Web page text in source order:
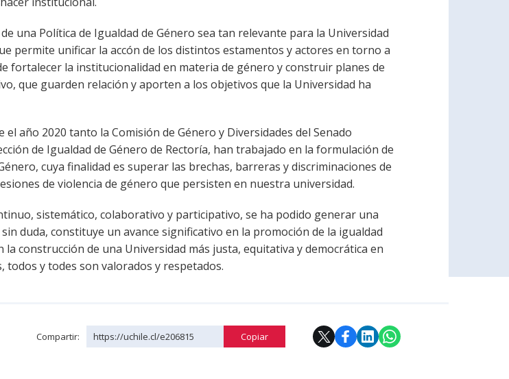
una Política de Igualdad de Género sea tan relevante para la Universidad
permite unificar la accón de los distintos estamentos y actores en torno a
fortalecer la institucionalidad en materia de género y construir planes de
que guarden relación y aporten a los objetivos que la Universidad ha
el año 2020 tanto la Comisión de Género y Diversidades del Senado
de Igualdad de Género de Rectoría, han trabajado en la formulación de
cuya finalidad es superar las brechas, barreras y discriminaciones de
de violencia de género que persisten en nuestra universidad.
sistemático, colaborativo y participativo, se ha podido generar una
duda, constituye un avance significativo en la promoción de la igualdad
la construcción de una Universidad más justa, equitativa y democrática en
todos y todes son valorados y respetados.
Compartir: https://uchile.cl/e206815 Copiar